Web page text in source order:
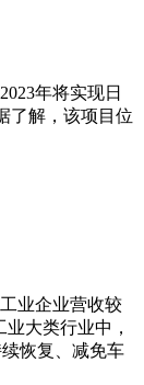
年将实现日
了解，该项目位
业企业营收较
大类行业中，
恢复、减免车